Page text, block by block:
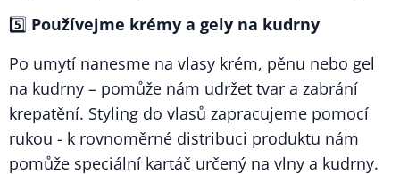
5️⃣ Používejme krémy a gely na kudrny
Po umytí nanesme na vlasy krém, pěnu nebo gel
na kudrny – pomůže nám udržet tvar a zabrání
krepatění. Styling do vlasů zapracujeme pomocí
rukou - k rovnoměrné distribuci produktu nám
pomůže speciální kartáč určený na vlny a kudrny.